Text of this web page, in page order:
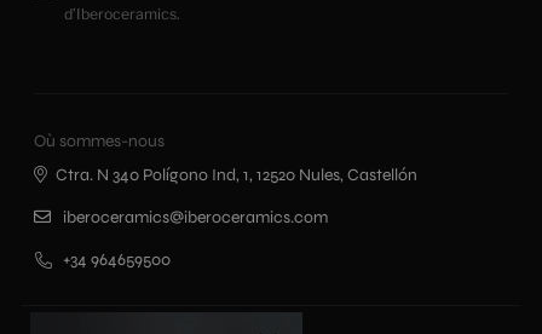
d’Iberoceramics.
Où sommes-nous
Ctra. N 340 Polígono Ind, 1, 12520 Nules, Castellón
iberoceramics@iberoceramics.com
+34 964659500